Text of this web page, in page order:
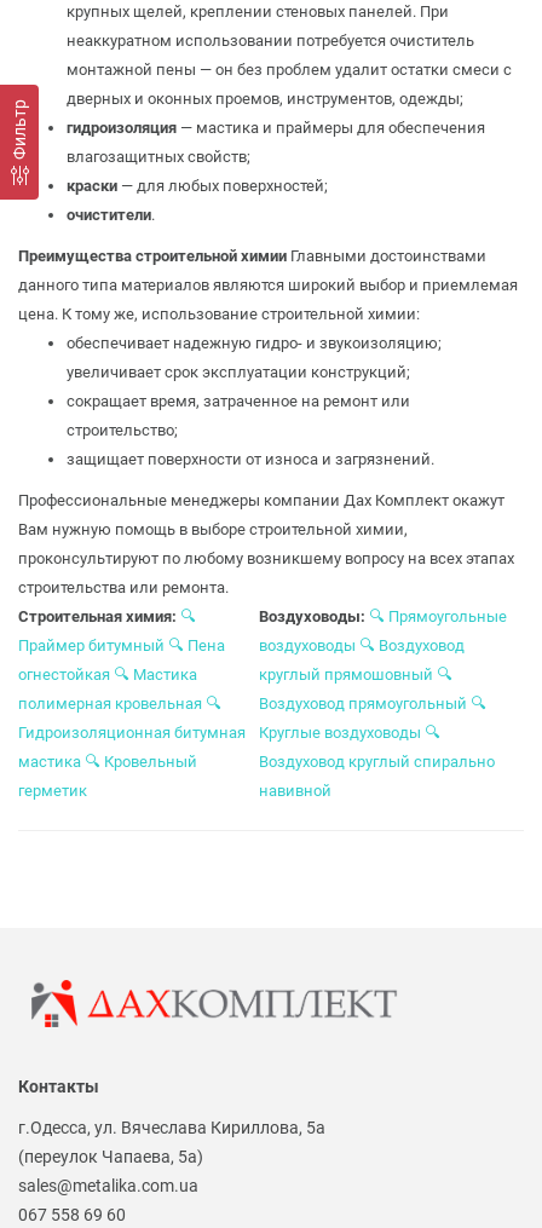
Фильтр
крупных щелей, креплении стеновых панелей. При
неаккуратном использовании потребуется очиститель
монтажной пены — он без проблем удалит остатки смеси с
дверных и оконных проемов, инструментов, одежды;
гидроизоляция — мастика и праймеры для обеспечения
влагозащитных свойств;
краски — для любых поверхностей;
очистители.
Преимущества строительной химии Главными достоинствами
данного типа материалов являются широкий выбор и приемлемая
цена. К тому же, использование строительной химии:
обеспечивает надежную гидро- и звукоизоляцию;
увеличивает срок эксплуатации конструкций;
сокращает время, затраченное на ремонт или
строительство;
защищает поверхности от износа и загрязнений.
Профессиональные менеджеры компании Дах Комплект окажут
Вам нужную помощь в выборе строительной химии,
проконсультируют по любому возникшему вопросу на всех этапах
строительства или ремонта.
Строительная химия: 🔍
Праймер битумный 🔍 Пена
огнестойкая 🔍 Мастика
полимерная кровельная 🔍
Гидроизоляционная битумная
мастика 🔍 Кровельный
герметик
Воздуховоды: 🔍 Прямоугольные
воздуховоды 🔍 Воздуховод
круглый прямошовный 🔍
Воздуховод прямоугольный 🔍
Круглые воздуховоды 🔍
Воздуховод круглый спирально
навивной
Контакты
г.Одесса, ул. Вячеслава Кириллова, 5а
(переулок Чапаева, 5а)
sales@metalika.com.ua
067 558 69 60